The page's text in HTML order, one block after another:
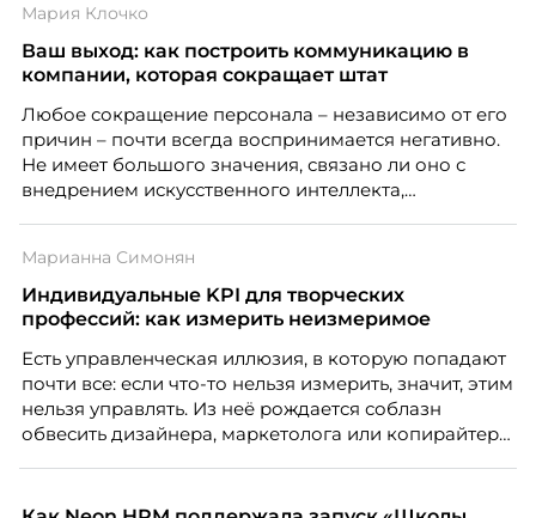
Мария Клочко
Ваш выход: как построить коммуникацию в
компании, которая сокращает штат
Любое сокращение персонала – независимо от его
причин – почти всегда воспринимается негативно.
Не имеет большого значения, связано ли оно с
внедрением искусственного интеллекта,
структуры компании. Для сотрудников сокращения
означают потерю стабильности, а для внешнего
рынка становятся сигналом о возможных
нередко превращаются в фактор, который
негативно влияет HR-бренд работодателя.
Марианна Симонян
Индивидуальные KPI для творческих
профессий: как измерить неизмеримое
Есть управленческая иллюзия, в которую попадают
почти все: если что-то нельзя измерить, значит, этим
нельзя управлять. Из неё рождается соблазн
обвесить дизайнера, маркетолога или копирайтера
Проблема в том, что так мы измеряем не ценность,